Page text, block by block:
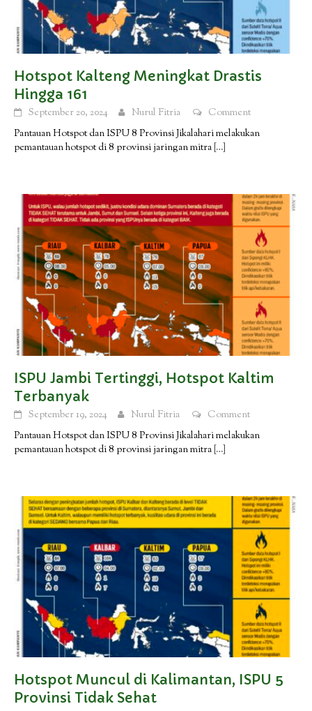
Hotspot Kalteng Meningkat Drastis
Hingga 161
September 20, 2024 Nurul Fitria
Comment
Pantauan Hotspot dan ISPU 8 Provinsi Jikalahari melakukan
pemantauan hotspot di 8 provinsi jaringan mitra […]
ISPU Jambi Tertinggi, Hotspot Kaltim
Terbanyak
September 19, 2024 Nurul Fitria
Comment
Pantauan Hotspot dan ISPU 8 Provinsi Jikalahari melakukan
pemantauan hotspot di 8 provinsi jaringan mitra […]
Hotspot Muncul di Kalimantan, ISPU 5
Provinsi Tidak Sehat